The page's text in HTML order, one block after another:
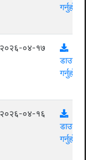
गर्नुहोस्
२०२६-०४-१७
डाउनलोड
गर्नुहोस्
२०२६-०४-१६
डाउनलोड
गर्नुहोस्